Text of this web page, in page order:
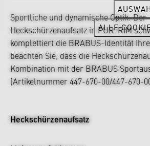
Sportliche und dynamische Optik: Der
Heckschürzenaufsatz in PUR-RIM
komplettiert die BRABUS-Identität
beachten Sie, dass die
Kombination mit der BRABUS
(Artikelnummer 447-670-00/447-670-
Heckschürzenaufsatz
ALLE